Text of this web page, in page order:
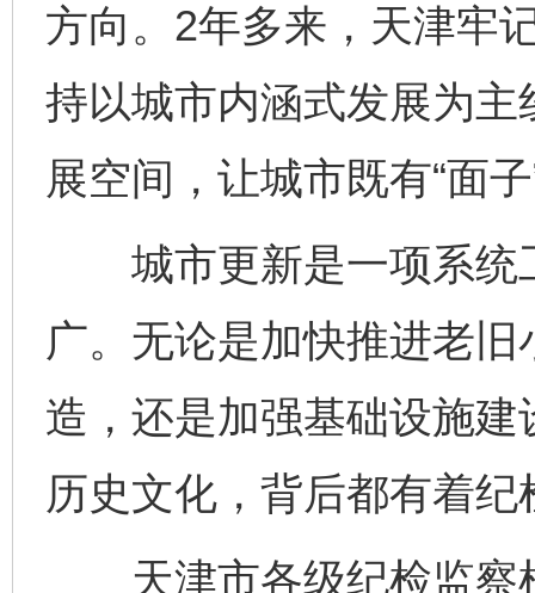
方向。2年多来，天津牢
持以城市内涵式发展为
展空间，让城市既有“面
城市更新是一项系统
广。无论是加快推进老
造，还是加强基础设施
历史文化，背后都有着
天津市各级纪检监察